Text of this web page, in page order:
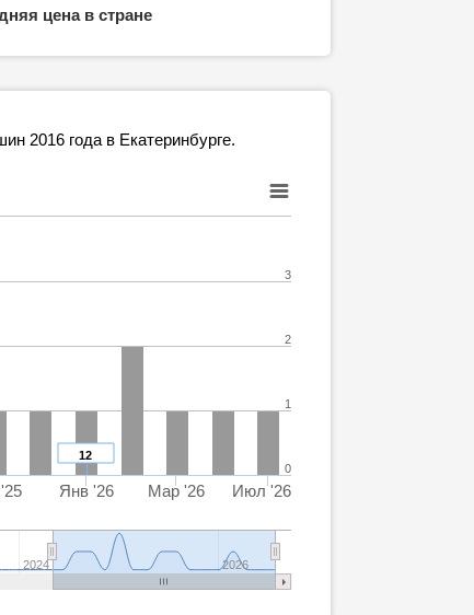
цена в стране
2016 года в Екатеринбурге.
12
Янв '26 Мар '26 Июл '26
2024 2026
0
1
2
3